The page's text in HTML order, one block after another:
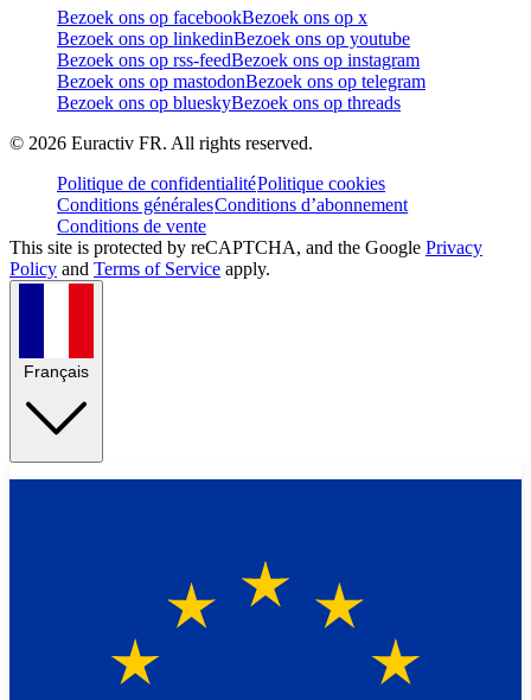
Bezoek ons op facebookBezoek ons op x
Bezoek ons op linkedinBezoek ons op youtube
Bezoek ons op rss-feedBezoek ons op instagram
Bezoek ons op mastodonBezoek ons op telegram
Bezoek ons op blueskyBezoek ons op threads
© 2026 Euractiv FR. All rights reserved.
Politique de confidentialitéPolitique cookies
Conditions généralesConditions d’abonnement
Conditions de vente
This site is protected by reCAPTCHA, and the Google Privacy
Policy and Terms of Service apply.
Français